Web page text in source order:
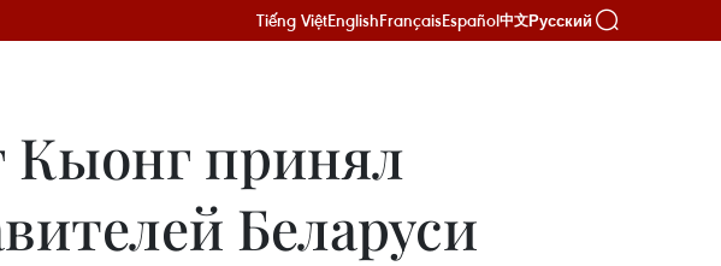
Tiếng ViệtEnglishFrançaisEspañol中文Русский
Кыонг принял
Беларуси